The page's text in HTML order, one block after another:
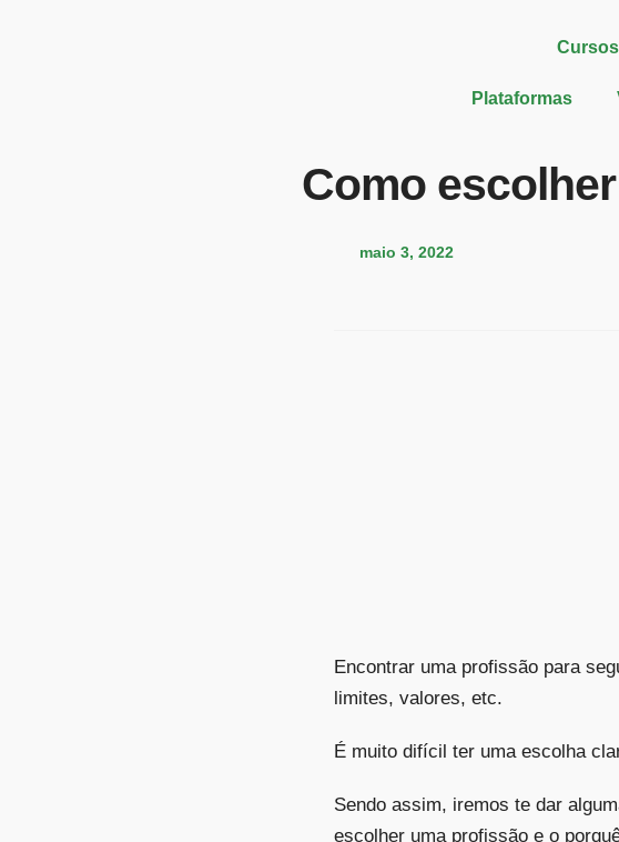
Plataformas
Como
maio 3, 2022
Encontrar uma profissão para
limites, valores, etc.
É muito difícil ter uma escolha
Sendo assim, iremos te dar
escolher uma profissão e o